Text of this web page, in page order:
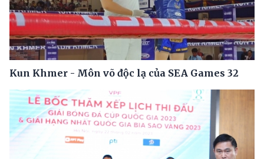
Kun Khmer - Môn võ độc lạ của SEA Games 32